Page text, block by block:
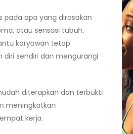
pada apa yang dirasakan
atau sensasi tubuh.
karyawan tetap
diri sendiri dan mengurangi
diterapkan dan terbukti
meningkatkan
kerja.